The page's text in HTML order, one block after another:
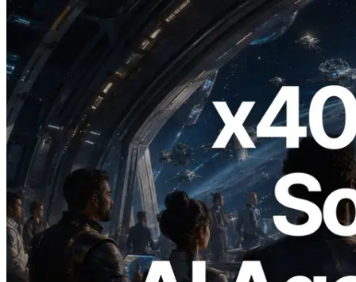
2026.07.04
ERPC Meluncurkan Solana RPC
Berbasis x402 — Era AI Agent
Membayar API yang Dibutuhkan Secara
On Demand
Baca artikel ini